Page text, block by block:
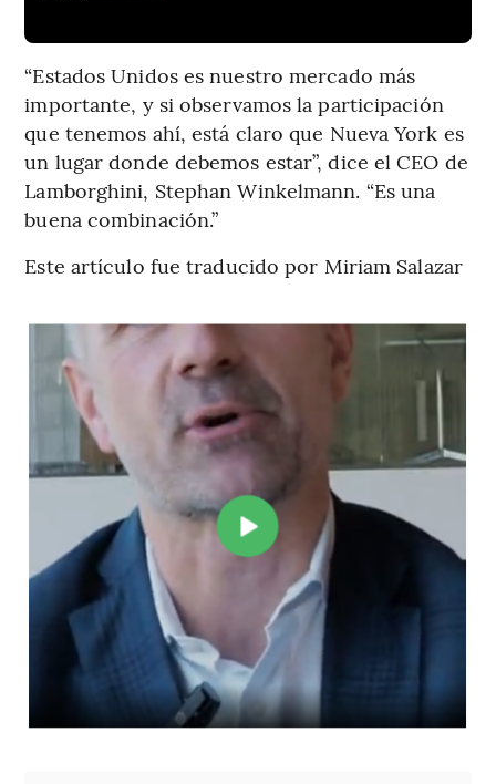
“Estados Unidos es nuestro mercado más
importante, y si observamos la participación
que tenemos ahí, está claro que Nueva York es
un lugar donde debemos estar”, dice el CEO de
Lamborghini, Stephan Winkelmann. “Es una
buena combinación.”
Este artículo fue traducido por Miriam Salazar